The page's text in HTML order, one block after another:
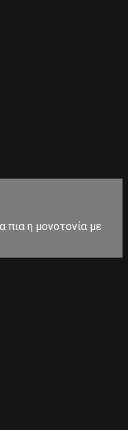
πια η μονοτονία με